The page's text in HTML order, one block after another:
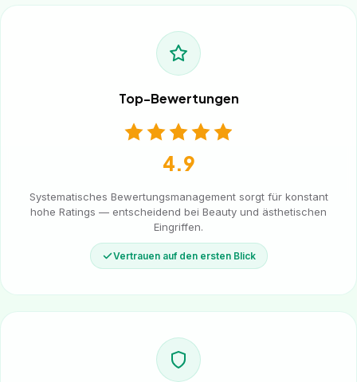
Top-Bewertungen
4.9
Systematisches Bewertungsmanagement sorgt für konstant
hohe Ratings — entscheidend bei Beauty und ästhetischen
Eingriffen.
Vertrauen auf den ersten Blick